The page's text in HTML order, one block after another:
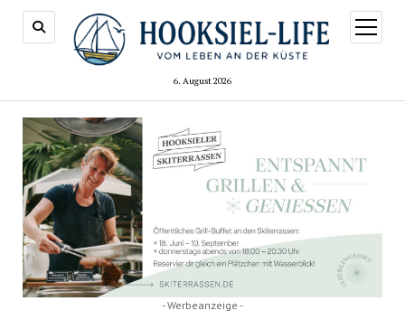
6. August 2026
Menü
öffnen
- Werbeanzeige -